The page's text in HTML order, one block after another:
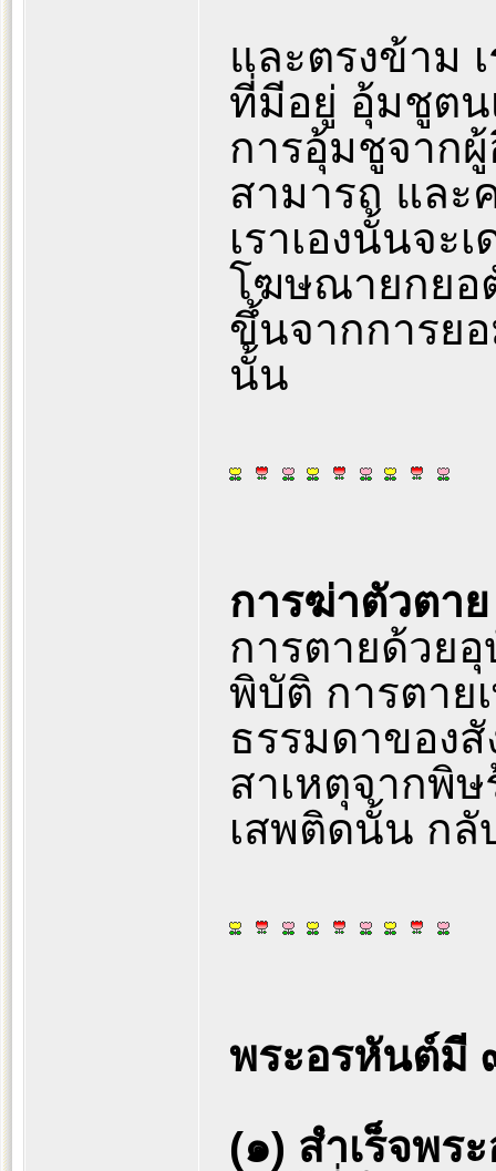
และตรงข้าม
ที่มีอยู่ อุ้มชูตน
การอุ้มชูจาก
สามารถ และ
เราเองนั้นจะ
โฆษณายกยอ
ขึ้นจากการย
นั้น
การฆ่าตัวตา
การตายด้วยอุ
พิบัติ การตาย
ธรรมดาของ
สาเหตุจากพิ
เสพติดนั้น กลั
พระอรหันต์มี
(๑) สำเร็จพร